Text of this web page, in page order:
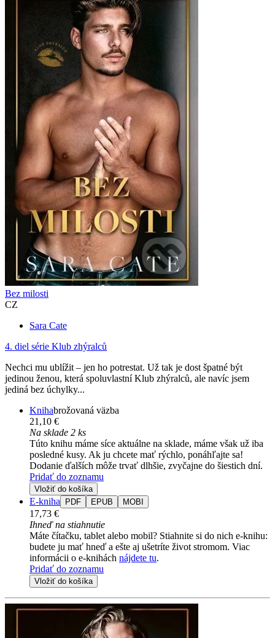
Bez milosti
CZ
Sara Cate
4. diel série Klub zhýralců
Nechci mu ublížit – jen ho potrestat. Už tak je dost špatné být
jedinou ženou, která spoluvlastní Klub zhýralců, ale navíc jsem
jediná bez úchylky...
Knihabrožovaná väzba
21,10 €
Na sklade 2 ks
Túto knihu máme síce aktuálne na sklade, máme však už iba
posledné kusy. Ak ju chcete mať rýchlo, ponáhľajte sa!
Dodanie ďalších môže trvať dlhšie, zvyčajne do šiestich dní.
Pridať do zoznamu
Vložiť do košíka
E-kniha PDF EPUB MOBI
17,73 €
Ihneď na stiahnutie
Máte čítačku, tablet alebo mobil? Stiahnite si do nich e-knihu:
budete ju mať hneď a ešte aj ušetríte život stromom. Viac
informácii o e-knihách nájdete tu.
Pridať do zoznamu
Vložiť do košíka